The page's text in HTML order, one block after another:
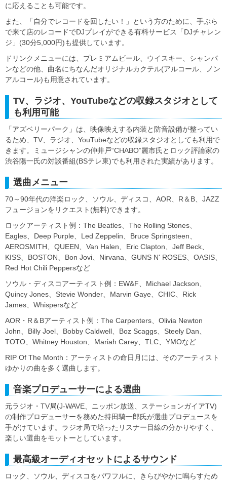
に応えることも可能です。
また、「自分でレコードを回したい！」という方のために、手ぶら
で来て店のレコードでDJプレイができる有料サービス「DJチャレン
ジ」(30分5,000円)も提供しています。
ドリンクメニューには、プレミアムビール、ウイスキー、シャンパ
ンなどの他、曲名にちなんだオリジナルカクテル(アルコール、ノン
アルコール)も用意されています。
TV、ラジオ、YouTubeなどの収録スタジオとして
も利用可能
「アズベリーパーク」は、映像映えする内装と防音設備が整ってい
るため、TV、ラジオ、YouTubeなどの収録スタジオとしても利用で
きます。ミュージシャンの仲井戸“CHABO”麗市氏とロック評論家の
渋谷陽一氏の対談番組(BSテレ東)でも利用された実績があります。
選曲メニュー
70～90年代の洋楽ロック、ソウル、ディスコ、AOR、R＆B、JAZZ
フュージョンをリクエスト(無料)できます。
ロックアーティスト例：The Beatles、The Rolling Stones、
Eagles、Deep Purple、Led Zeppelin、Bruce Springsteen、
AEROSMITH、QUEEN、Van Halen、Eric Clapton、Jeff Beck、
KISS、BOSTON、Bon Jovi、Nirvana、GUNS N' ROSES、OASIS、
Red Hot Chili Peppersなど
ソウル・ディスコアーティスト例：EW&F、Michael Jackson、
Quincy Jones、Stevie Wonder、Marvin Gaye、CHIC、Rick
James、Whispersなど
AOR・R＆Bアーティスト例：The Carpenters、Olivia Newton
John、Billy Joel、Bobby Caldwell、Boz Scaggs、Steely Dan、
TOTO、Whitney Houston、Mariah Carey、TLC、YMOなど
RIP Of The Month：アーティストの命日月には、そのアーティスト
ゆかりの曲を多く選曲します。
音楽プロデューサーによる選曲
元ラジオ・TV局(J-WAVE、ニッポン放送、ステーションガイアTV)
の制作プロデューサーを務めた持田騎一郎氏が選曲プロデュースを
手がけています。ラジオ局で培ったリスナー目線の分かりやすく、
楽しい選曲をモットーとしています。
最高級オーディオセットによるサウンド
ロック、ソウル、ディスコをパワフルに、きらびやかに鳴らすため